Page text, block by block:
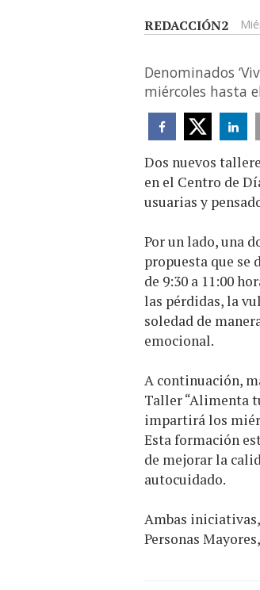
REDACCIÓN2
Denominados
miércoles hasta
Dos nuevos
en el Centro de
usuarias y
Por un lado, una
propuesta que se
de 9:30 a 11:00
las pérdidas, la
soledad de
emocional.
A continuación,
Taller “Alimenta
impartirá los
Esta formación
de mejorar la
autocuidado.
Ambas
Personas